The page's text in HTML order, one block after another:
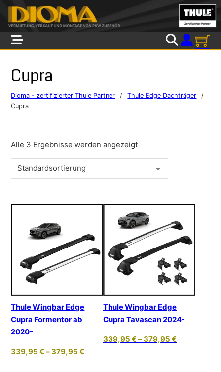
Skip to main content
Skip to footer
Cupra
Dioma - zertifizierter Thule Partner / Thule Edge Dachträger
/
Cupra
Alle 3 Ergebnisse werden angezeigt
Thule Wingbar Edge
Cupra Formentor ab
2020-
339,95€– 379,95€
Thule Wingbar Edge
Cupra Tavascan 2024-
339,95 €– 379,95 €